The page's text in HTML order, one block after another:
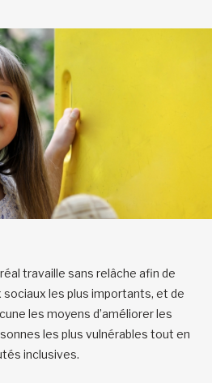
travaille sans relâche afin de
les plus importants, et de
les moyens d’améliorer les
les plus vulnérables tout en
inclusives.